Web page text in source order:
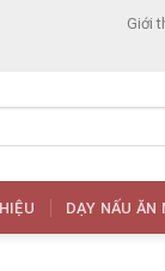
Giới
DẠY NẤU ĂN